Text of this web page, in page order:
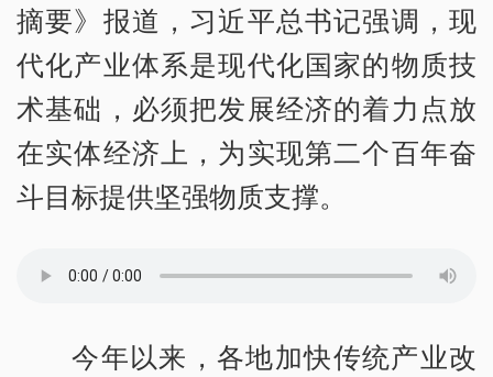
摘要》报道，习近平总书记强调，现
代化产业体系是现代化国家的物质技
术基础，必须把发展经济的着力点放
在实体经济上，为实现第二个百年奋
斗目标提供坚强物质支撑。
今年以来，各地加快传统产业改